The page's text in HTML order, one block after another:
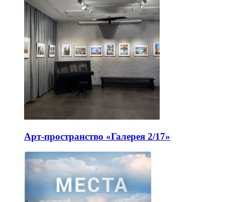
Арт-пространство «Галерея 2/17»